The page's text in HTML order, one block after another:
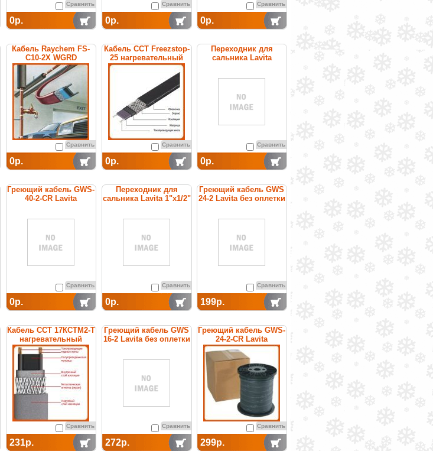
Сравнить
0р.
Сравнить
0р.
Сравнить
0р.
Кабель Raychem FS-
C10-2X WGRD
саморегулирующийся
греющий
Сравнить
0р.
Кабель ССТ Freezstop-
25 нагревательный
саморегулирующийся
Сравнить
0р.
Переходник для
сальника Lavita
Сравнить
0р.
Греющий кабель GWS-
40-2-CR Lavita
Сравнить
0р.
Переходник для
сальника Lavita 1"x1/2"
Сравнить
0р.
Греющий кабель GWS
24-2 Lavita без оплетки
Сравнить
199р.
Кабель ССТ 17КСТМ2-Т
нагревательный
саморегулирующийся
Сравнить
231р.
Греющий кабель GWS
16-2 Lavita без оплетки
Сравнить
272р.
Греющий кабель GWS-
24-2-CR Lavita
Сравнить
299р.